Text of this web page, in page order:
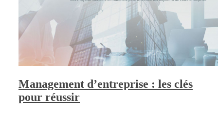
Management d’entreprise : les clés
pour réussir